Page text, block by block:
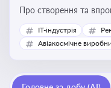
Про створення та
покращують
можливості
IT-індустрія
Авіакосмічне